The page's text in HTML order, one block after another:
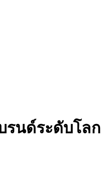
รนด์ระดับโลก